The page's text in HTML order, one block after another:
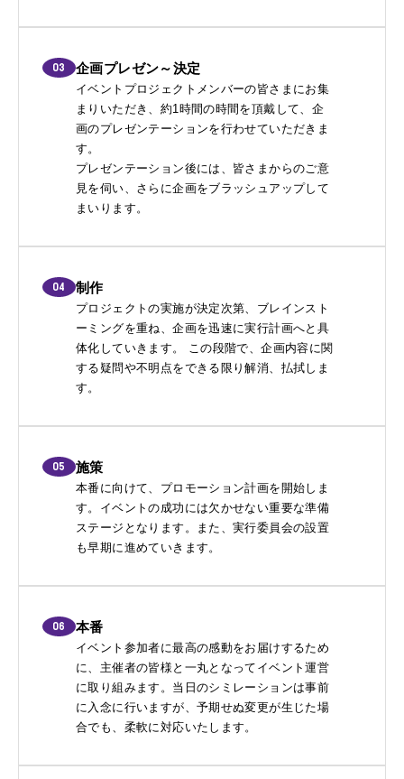
03 企画プレゼン～決定
イベントプロジェクトメンバーの皆さまにお集
まりいただき、約1時間の時間を頂戴して、企
画のプレゼンテーションを行わせていただきま
す。
プレゼンテーション後には、皆さまからのご意
見を伺い、さらに企画をブラッシュアップして
まいります。
04 制作
プロジェクトの実施が決定次第、ブレインスト
ーミングを重ね、企画を迅速に実行計画へと具
体化していきます。 この段階で、企画内容に関
する疑問や不明点をできる限り解消、払拭しま
す。
05 施策
本番に向けて、プロモーション計画を開始しま
す。イベントの成功には欠かせない重要な準備
ステージとなります。また、実行委員会の設置
も早期に進めていきます。
06 本番
イベント参加者に最高の感動をお届けするため
に、主催者の皆様と一丸となってイベント運営
に取り組みます。当日のシミレーションは事前
に入念に行いますが、予期せぬ変更が生じた場
合でも、柔軟に対応いたします。